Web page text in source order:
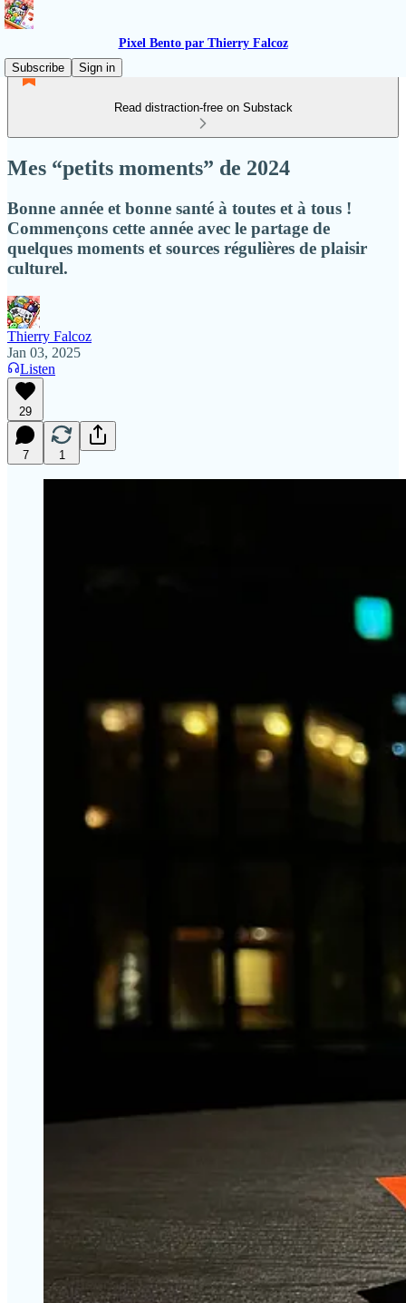
Pixel Bento par Thierry Falcoz
Subscribe
Sign in
Read distraction-free on Substack
Mes “petits moments” de 2024
Bonne année et bonne santé à toutes et à tous !
Commençons cette année avec le partage de
quelques moments et sources régulières de plaisir
culturel.
Thierry Falcoz
Jan 03, 2025
Listen
29
7 1